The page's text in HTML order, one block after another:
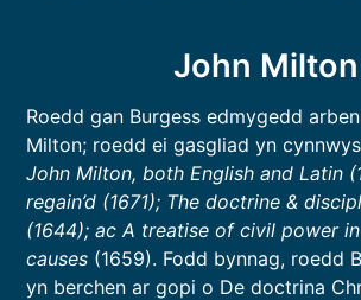
John Milton
Roedd gan Burgess edmygedd
Milton; roedd ei gasgliad yn cynnwys
John Milton, both English and Latin
regain’d (1671); The doctrine &
(1644); ac A treatise of civil power
causes (1659). Fodd bynnag, roedd
yn berchen ar gopi o De doctrina